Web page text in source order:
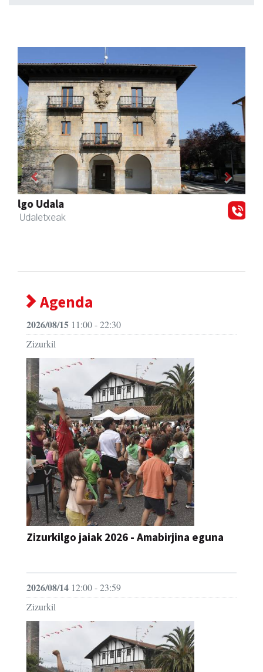
Zubimusu Ikastola
Zizurkil - Hezkuntza
Previous Next
Agenda
2026/08/15 11:00 - 22:30
Zizurkil
Zizurkilgo jaiak 2026 - Amabirjina eguna
2026/08/14 12:00 - 23:59
Zizurkil